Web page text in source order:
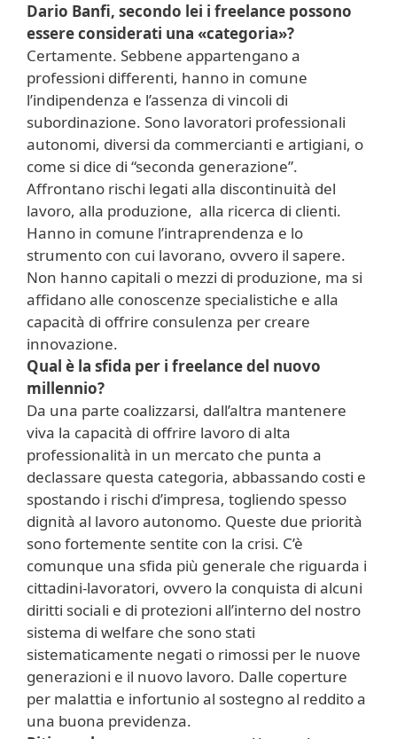
Dario Banfi, secondo lei i freelance possono
essere considerati una «categoria»?
Certamente. Sebbene appartengano a
professioni differenti, hanno in comune
l’indipendenza e l’assenza di vincoli di
subordinazione. Sono lavoratori professionali
autonomi, diversi da commercianti e artigiani, o
come si dice di “seconda generazione”.
Affrontano rischi legati alla discontinuità del
lavoro, alla produzione, alla ricerca di clienti.
Hanno in comune l’intraprendenza e lo
strumento con cui lavorano, ovvero il sapere.
Non hanno capitali o mezzi di produzione, ma si
affidano alle conoscenze specialistiche e alla
capacità di offrire consulenza per creare
innovazione.
Qual è la sfida per i freelance del nuovo
millennio?
Da una parte coalizzarsi, dall’altra mantenere
viva la capacità di offrire lavoro di alta
professionalità in un mercato che punta a
declassare questa categoria, abbassando costi e
spostando i rischi d’impresa, togliendo spesso
dignità al lavoro autonomo. Queste due priorità
sono fortemente sentite con la crisi. C’è
comunque una sfida più generale che riguarda i
cittadini-lavoratori, ovvero la conquista di alcuni
diritti sociali e di protezioni all’interno del nostro
sistema di welfare che sono stati
sistematicamente negati o rimossi per le nuove
generazioni e il nuovo lavoro. Dalle coperture
per malattia e infortunio al sostegno al reddito a
una buona previdenza.